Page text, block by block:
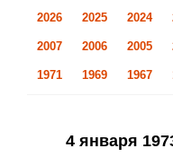
2026 2025 2024
2007 2006 2005
1971 1969 1967
4 января